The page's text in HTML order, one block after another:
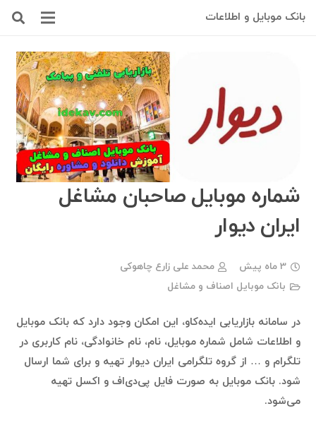
بانک موبایل و اطلاعات
شماره موبایل صاحبان مشاغل
ایران دیوار
3 ماه پیش
محمد علی زارع چاهوکی
بانک موبایل اصناف و مشاغل
در سامانه بازاریابی ایده‌کاو، این امکان وجود دارد که بانک موبایل
و اطلاعات شامل شماره موبایل، نام، نام خانوادگی، نام کاربری در
تلگرام و … از گروه تلگرامی ایران دیوار تهیه و برای شما ارسال
شود. بانک موبایل به صورت فایل پی‌دی‌اف و اکسل تهیه
می‌شود.